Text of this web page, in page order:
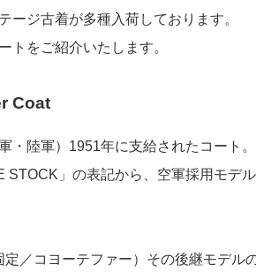
ージ古着が多種入荷しております。
トをご紹介いたします。
Coat
・陸軍）1951年に支給されたコート。
STOCK」の表記から、空軍採用モデ
／コヨーテファー）その後継モデル